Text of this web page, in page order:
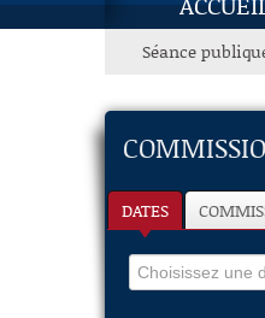
Séance
DATES